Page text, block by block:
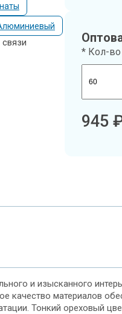
* Кол-во
945
и изысканного
материалов
Тонкий ореховый